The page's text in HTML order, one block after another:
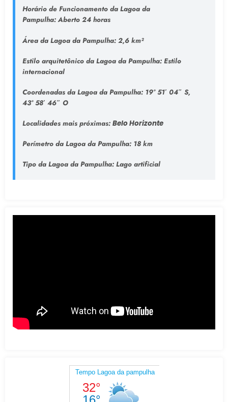
Horário de Funcionamento da Lagoa da
Pampulha:Aberto 24 horas
Área da Lagoa da Pampulha:2,6 km²
Estilo arquitetônico da Lagoa da Pampulha:Estilo
internacional
Coordenadas da Lagoa da Pampulha:19° 51′ 04″ S,
43° 58′ 46″ O
Localidades mais próximas: Belo Horizonte
Perímetro da Lagoa da Pampulha:18 km
Tipo da Lagoa da Pampulha: Lago artificial